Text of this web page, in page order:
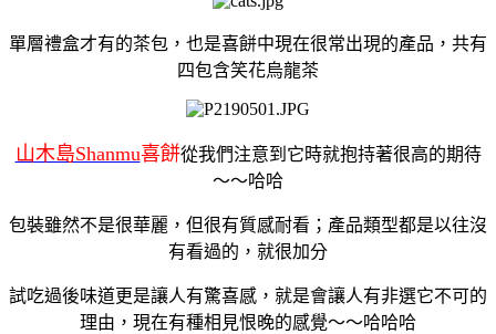
單層禮盒才有的茶包，也是喜餅中現在很常出現的產品，共有
四包含笑花烏龍茶
山木島Shanmu喜餅從我們注意到它時就抱持著很高的期待
～～哈哈
包裝雖然不是很華麗，但很有質感耐看；產品類型都是以往沒
有看過的，就很加分
試吃過後味道更是讓人有驚喜感，就是會讓人有非選它不可的
理由， 現在有種相見恨晚的感覺～～哈哈哈